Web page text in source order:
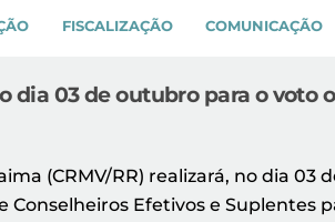
FISCALIZAÇÃO COMUNICAÇÃO
dia 03 de outubro para o voto
(CRMV/RR) realizará, no dia 03
Efetivos e Suplentes